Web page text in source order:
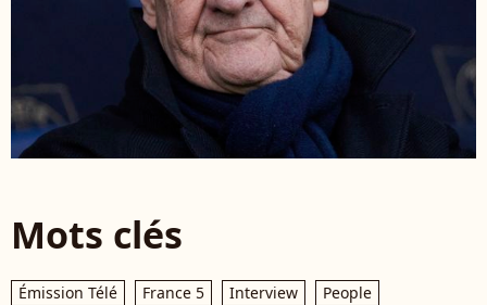
Mots clés
Émission Télé France 5 Interview
People